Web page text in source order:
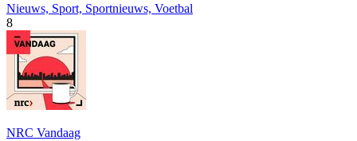
Nieuws, Sport, Sportnieuws, Voetbal
8
NRC Vandaag